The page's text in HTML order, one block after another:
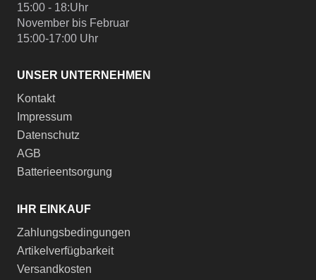
15:00 - 18:Uhr
November bis Februar
15:00-17:00 Uhr
UNSER UNTERNEHMEN
Kontakt
Impressum
Datenschutz
AGB
Batterieentsorgung
IHR EINKAUF
Zahlungsbedingungen
Artikelverfügbarkeit
Versandkosten